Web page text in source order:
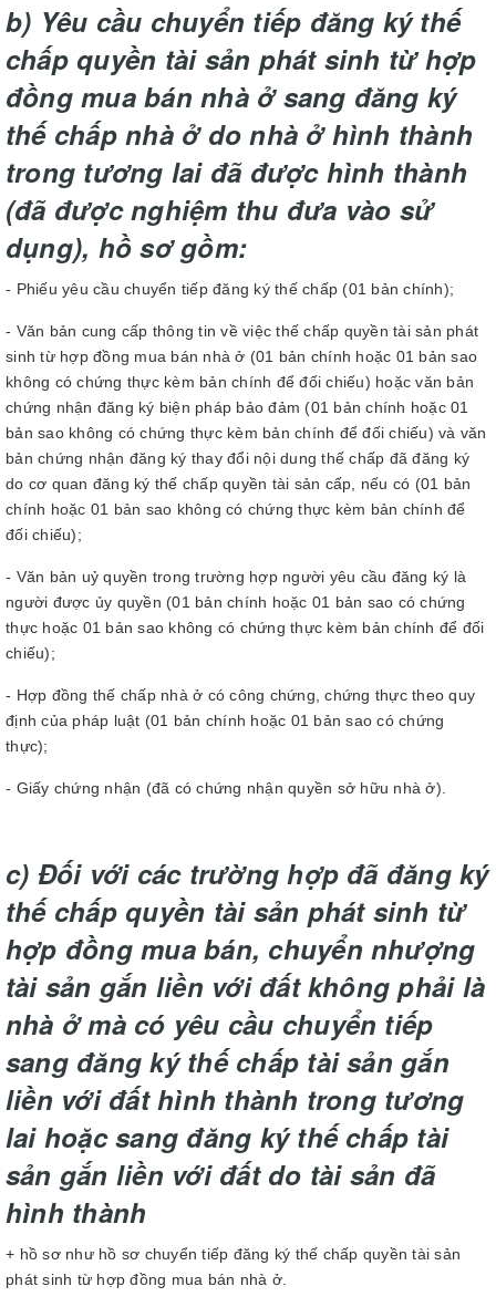
b) Yêu cầu chuyển tiếp đăng ký thế
chấp quyền tài sản phát sinh từ hợp
đồng mua bán nhà ở sang đăng ký
thế chấp nhà ở do nhà ở hình thành
trong tương lai đã được hình thành
(đã được nghiệm thu đưa vào sử
dụng), hồ sơ gồm:
- Phiếu yêu cầu chuyển tiếp đăng ký thế chấp (01 bản chính);
- Văn bản cung cấp thông tin về việc thế chấp quyền tài sản phát
sinh từ hợp đồng mua bán nhà ở (01 bản chính hoặc 01 bản sao
không có chứng thực kèm bản chính để đối chiếu) hoặc văn bản
chứng nhận đăng ký biện pháp bảo đảm (01 bản chính hoặc 01
bản sao không có chứng thực kèm bản chính để đối chiếu) và văn
bản chứng nhận đăng ký thay đổi nội dung thế chấp đã đăng ký
do cơ quan đăng ký thế chấp quyền tài sản cấp, nếu có (01 bản
chính hoặc 01 bản sao không có chứng thực kèm bản chính để
đối chiếu);
- Văn bản uỷ quyền trong trường hợp người yêu cầu đăng ký là
người được ủy quyền (01 bản chính hoặc 01 bản sao có chứng
thực hoặc 01 bản sao không có chứng thực kèm bản chính để đối
chiếu);
- Hợp đồng thế chấp nhà ở có công chứng, chứng thực theo quy
định của pháp luật (01 bản chính hoặc 01 bản sao có chứng
thực);
- Giấy chứng nhận (đã có chứng nhận quyền sở hữu nhà ở).
c) Đối với các trường hợp đã đăng ký
thế chấp quyền tài sản phát sinh từ
hợp đồng mua bán, chuyển nhượng
tài sản gắn liền với đất không phải là
nhà ở mà có yêu cầu chuyển tiếp
sang đăng ký thế chấp tài sản gắn
liền với đất hình thành trong tương
lai hoặc sang đăng ký thế chấp tài
sản gắn liền với đất do tài sản đã
hình thành
+ hồ sơ như hồ sơ chuyển tiếp đăng ký thế chấp quyền tài sản
phát sinh từ hợp đồng mua bán nhà ở.